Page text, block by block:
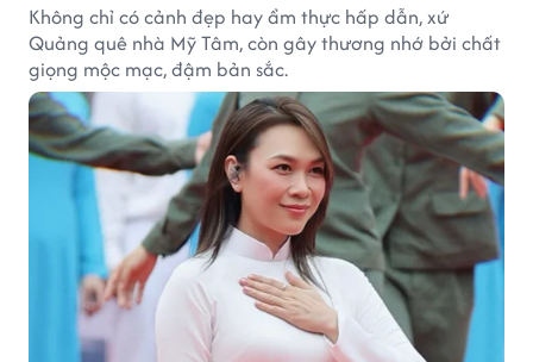
Không chỉ có cảnh đẹp hay ẩm thực hấp dẫn, xứ
Quảng quê nhà Mỹ Tâm, còn gây thương nhớ bởi chất
giọng mộc mạc, đậm bản sắc.